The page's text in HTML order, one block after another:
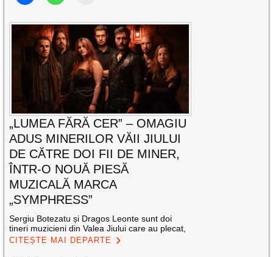
„LUMEA FĂRĂ CER” – OMAGIU
ADUS MINERILOR VĂII JIULUI
DE CĂTRE DOI FII DE MINER,
ÎNTR-O NOUĂ PIESĂ
MUZICALĂ MARCA
„SYMPHRESS”
Sergiu Botezatu și Dragos Leonte sunt doi
tineri muzicieni din Valea Jiului care au plecat,
CITEȘTE MAI DEPARTE